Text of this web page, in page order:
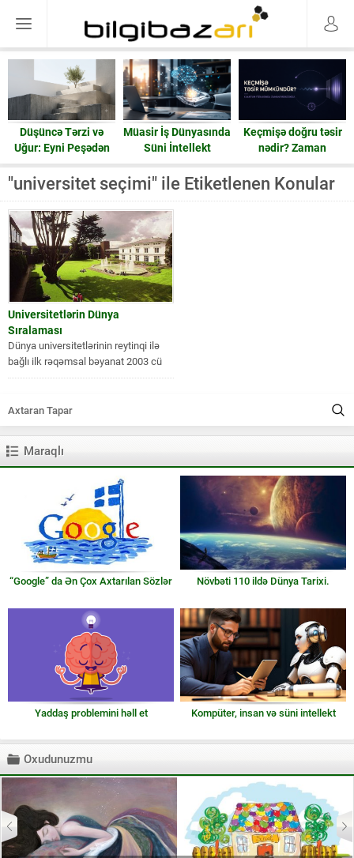
Düşüncə Tərzi və
Uğur: Eyni Peşədən
Fərqli Nəticələrə
Gedən Yol
Müasir İş Dünyasında
Süni İntellekt
Keçmişə doğru təsir
nədir? Zaman
həqiqətən geri işləyə
bilərmi?
"universitet seçimi" ile Etiketlenen Konular
Universitetlərin Dünya
Sıralaması
Dünya universitetlərinin reytinqi ilə
bağlı ilk rəqəmsal bəyanat 2003 cü
ildə Çinin Jiao Tong universiteti...
Maraqlı
“Google” da Ən Çox Axtarılan Sözlər Növbəti 110 ildə Dünya Tarixi.
Yaddaş problemini həll et Kompüter, insan və süni intellekt
Oxudunuzmu